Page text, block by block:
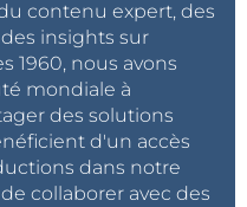
contenu expert, des
insights sur
1960, nous avons
mondiale à
des solutions
d'un accès
dans notre
collaborer avec des